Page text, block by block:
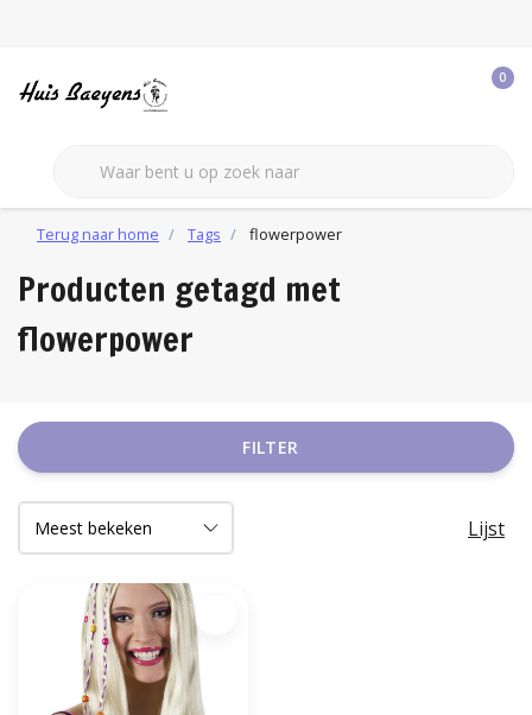
0
Terug naar home Tags flowerpower
Producten getagd met
flowerpower
FILTER
Lijst